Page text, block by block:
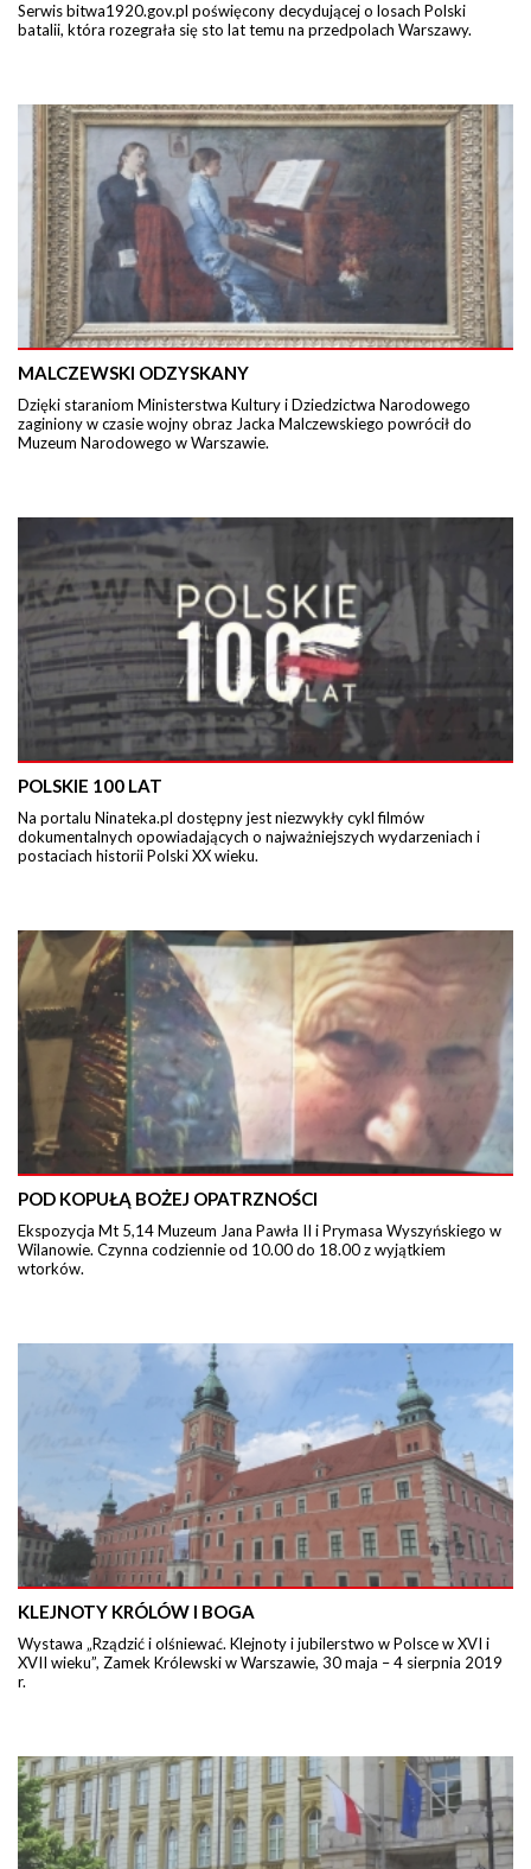
Serwis bitwa1920.gov.pl poświęcony decydującej o losach Polski
batalii, która rozegrała się sto lat temu na przedpolach Warszawy.
MALCZEWSKI ODZYSKANY
Dzięki staraniom Ministerstwa Kultury i Dziedzictwa Narodowego
zaginiony w czasie wojny obraz Jacka Malczewskiego powrócił do
Muzeum Narodowego w Warszawie.
POLSKIE 100 LAT
Na portalu Ninateka.pl dostępny jest niezwykły cykl filmów
dokumentalnych opowiadających o najważniejszych wydarzeniach i
postaciach historii Polski XX wieku.
POD KOPUŁĄ BOŻEJ OPATRZNOŚCI
Ekspozycja Mt 5,14 Muzeum Jana Pawła II i Prymasa Wyszyńskiego w
Wilanowie. Czynna codziennie od 10.00 do 18.00 z wyjątkiem
wtorków.
KLEJNOTY KRÓLÓW I BOGA
Wystawa „Rządzić i olśniewać. Klejnoty i jubilerstwo w Polsce w XVI i
XVII wieku”, Zamek Królewski w Warszawie, 30 maja – 4 sierpnia 2019
r.